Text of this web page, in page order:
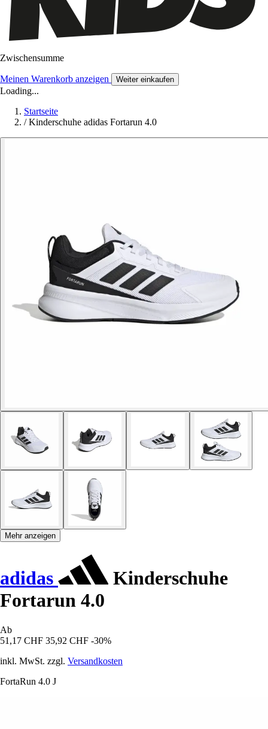
Zwischensumme
Meinen Warenkorb anzeigen Weiter einkaufen
Loading...
Startseite
/ Kinderschuhe adidas Fortarun 4.0
Mehr anzeigen
adidas
Kinderschuhe
Fortarun 4.0
Ab
51,17 CHF 35,92 CHF -30%
inkl. MwSt. zzgl. Versandkosten
FortaRun 4.0 J